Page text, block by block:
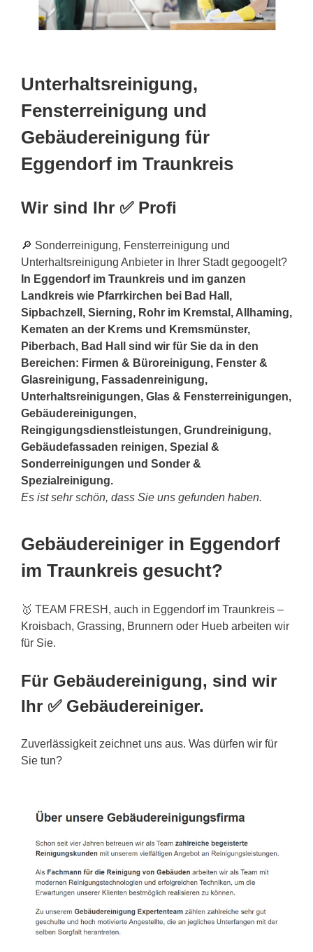
Unterhaltsreinigung,
Fensterreinigung und
Gebäudereinigung für
Eggendorf im Traunkreis
Wir sind Ihr ✅ Profi
🔎 Sonderreinigung, Fensterreinigung und
Unterhaltsreinigung Anbieter in Ihrer Stadt gegoogelt?
In Eggendorf im Traunkreis und im ganzen
Landkreis wie Pfarrkirchen bei Bad Hall,
Sipbachzell, Sierning, Rohr im Kremstal, Allhaming,
Kematen an der Krems und Kremsmünster,
Piberbach, Bad Hall sind wir für Sie da in den
Bereichen: Firmen & Büroreinigung, Fenster &
Glasreinigung, Fassadenreinigung,
Unterhaltsreinigungen, Glas & Fensterreinigungen,
Gebäudereinigungen,
Reingigungsdienstleistungen, Grundreinigung,
Gebäudefassaden reinigen, Spezial &
Sonderreinigungen und Sonder &
Spezialreinigung.
Es ist sehr schön, dass Sie uns gefunden haben.
Gebäudereiniger in Eggendorf
im Traunkreis gesucht?
🥇 TEAM FRESH, auch in Eggendorf im Traunkreis –
Kroisbach, Grassing, Brunnern oder Hueb arbeiten wir
für Sie.
Für Gebäudereinigung, sind wir
Ihr ✅ Gebäudereiniger.
Zuverlässigkeit zeichnet uns aus. Was dürfen wir für
Sie tun?